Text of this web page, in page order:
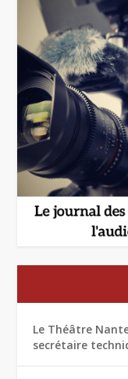
Le Théâtre
secrétaire